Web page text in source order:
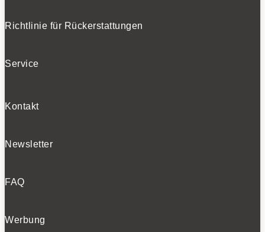
Richtlinie für Rückerstattungen
Service
Kontakt
Newsletter
FAQ
Werbung